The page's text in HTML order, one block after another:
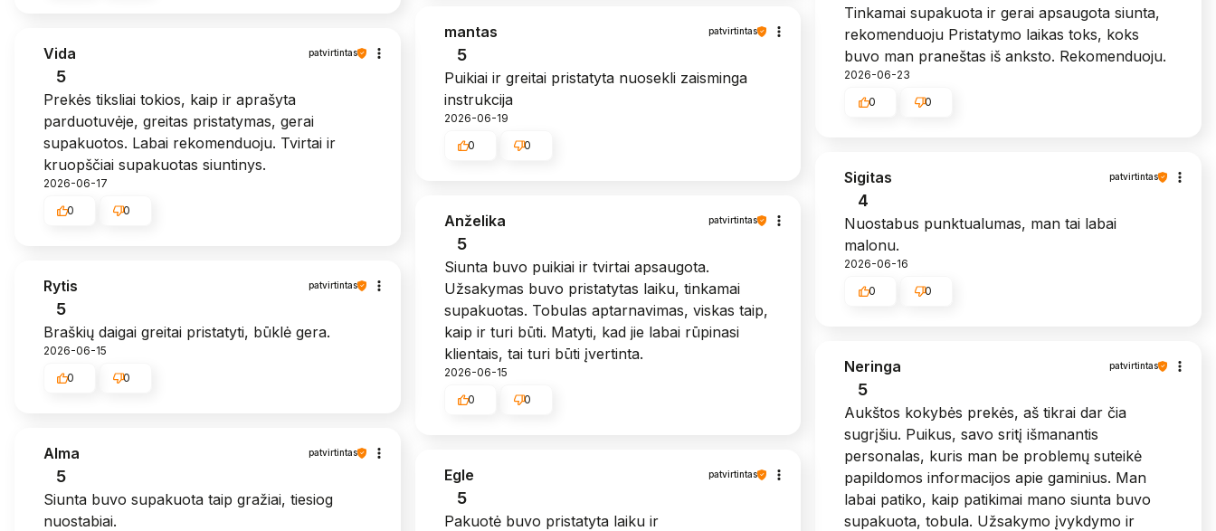
Tinkamai supakuota ir gerai apsaugota siunta,
rekomenduoju Pristatymo laikas toks, koks
buvo man praneštas iš anksto. Rekomenduoju.
2026-06-23
0 0
mantas patvirtintas
5
Puikiai ir greitai pristatyta nuosekli zaisminga
instrukcija
2026-06-19
0 0
Vida patvirtintas
5
Prekės tiksliai tokios, kaip ir aprašyta
parduotuvėje, greitas pristatymas, gerai
supakuotos. Labai rekomenduoju. Tvirtai ir
kruopščiai supakuotas siuntinys.
2026-06-17
0 0
Sigitas patvirtintas
4
Nuostabus punktualumas, man tai labai
malonu.
2026-06-16
0 0
Anželika patvirtintas
5
Siunta buvo puikiai ir tvirtai apsaugota.
Užsakymas buvo pristatytas laiku, tinkamai
supakuotas. Tobulas aptarnavimas, viskas taip,
kaip ir turi būti. Matyti, kad jie labai rūpinasi
klientais, tai turi būti įvertinta.
2026-06-15
0 0
Rytis patvirtintas
5
Braškių daigai greitai pristatyti, būklė gera.
2026-06-15
0 0
Neringa patvirtintas
5
Aukštos kokybės prekės, aš tikrai dar čia
sugrįšiu. Puikus, savo sritį išmanantis
personalas, kuris man be problemų suteikė
papildomos informacijos apie gaminius. Man
labai patiko, kaip patikimai mano siunta buvo
supakuota, tobula. Užsakymo įvykdymo ir
Alma patvirtintas
5
Siunta buvo supakuota taip gražiai, tiesiog
nuostabiai.
Egle patvirtintas
5
Pakuotė buvo pristatyta laiku ir